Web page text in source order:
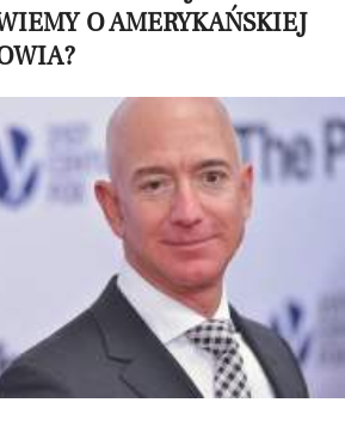
O AMERYKAŃSKIEJ